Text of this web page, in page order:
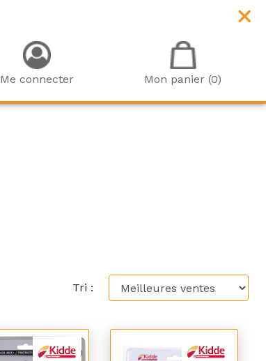
Me connecter Mon panier (0)
Tri :